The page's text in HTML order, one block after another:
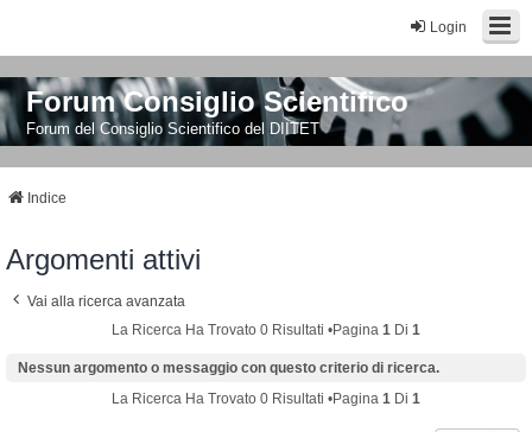
Login
Forum Consiglio Scientifico
Forum del Consiglio Scientifico del DIITET
Indice
Argomenti attivi
Vai alla ricerca avanzata
La Ricerca Ha Trovato 0 Risultati •Pagina 1 Di 1
Nessun argomento o messaggio con questo criterio di ricerca.
La Ricerca Ha Trovato 0 Risultati •Pagina 1 Di 1